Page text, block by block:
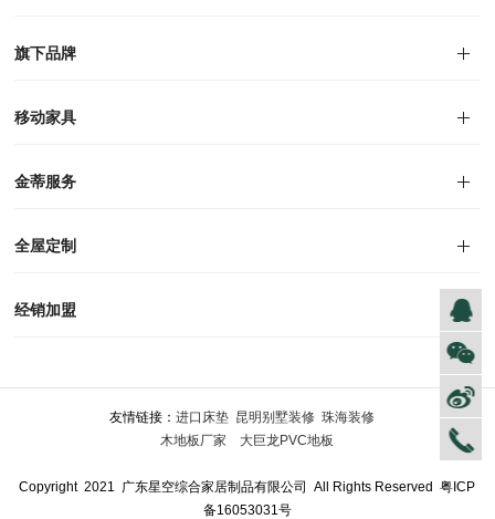
对外公告
家居资讯
旗下品牌
品牌文化
荣誉资质
产品专利
电子画册
移动家具
迪尚
西瑞
洛斯
里奥
洛卡
美舍
新古典
纯美
金蒂服务
售后服务
防伪识别
投诉建议
全屋定制
风格定制
空间定制
户型案例
材质展示
预约量尺
经销加盟
友情链接：进口床垫 昆明别墅装修 珠海装修
木地板厂家
大巨龙PVC地板
Copyright 2021 广东星空综合家居制品有限公司 All Rights Reserved粤ICP
备16053031号